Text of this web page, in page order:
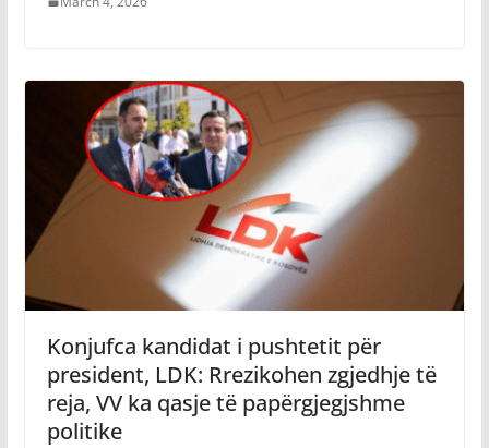
Konjufca kandidat i pushtetit për
president, LDK: Rrezikohen zgjedhje të
reja, VV ka qasje të papërgjegjshme
politike